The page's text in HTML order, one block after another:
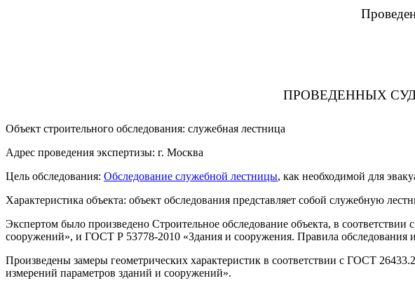
ПРОВЕДЕННЫХ
Объект строительного обследования: служебная лестница
Адрес проведения экспертизы: г. Москва
Цель обследования: Обследование служебной лестницы, как необходимой для
Характеристика объекта: объект обследования представляет собой служебную
Экспертом было произведено Строительное обследование объекта, в
сооружений», и ГОСТ Р 53778-2010 «Здания и сооружения. Правила обследования
Произведены замеры геометрических характеристик в соответствии с ГОСТ
измерений параметров зданий и сооружений».